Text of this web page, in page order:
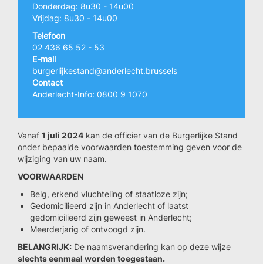
Donderdag: 8u30 - 14u00
Vrijdag: 8u30 - 14u00
Telefoon
02 436 65 52 - 53
E-mail
burgerlijkestand@anderlecht.brussels
Contact
Anderlecht-Info: 0800 9 1070
Vanaf 1 juli 2024 kan de officier van de Burgerlijke Stand
onder bepaalde voorwaarden toestemming geven voor de
wijziging van uw naam.
VOORWAARDEN
Belg, erkend vluchteling of staatloze zijn;
Gedomicilieerd zijn in Anderlecht of laatst
gedomicilieerd zijn geweest in Anderlecht;
Meerderjarig of ontvoogd zijn.
BELANGRIJK: De naamsverandering kan op deze wijze
slechts eenmaal worden toegestaan.